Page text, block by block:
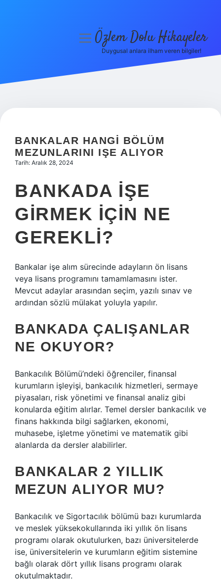
Hakkımızda
menüyüÖzlem Dolu Hikayeler
Duygusal anlara ilham veren bilgiler!
BANKALAR HANGI BÖLÜM
MEZUNLARINI IŞE ALIYOR
Tarih: Aralık 28, 2024
BANKADA IŞE
GIRMEK IÇIN NE
GEREKLI?
Bankalar işe alım sürecinde adayların ön lisans
veya lisans programını tamamlamasını ister.
Mevcut adaylar arasından seçim, yazılı sınav ve
ardından sözlü mülakat yoluyla yapılır.
BANKADA ÇALIŞANLAR
NE OKUYOR?
Bankacılık Bölümü’ndeki öğrenciler, finansal
kurumların işleyişi, bankacılık hizmetleri, sermaye
piyasaları, risk yönetimi ve finansal analiz gibi
konularda eğitim alırlar. Temel dersler bankacılık ve
finans hakkında bilgi sağlarken, ekonomi,
muhasebe, işletme yönetimi ve matematik gibi
alanlarda da dersler alabilirler.
BANKALAR 2 YILLIK
MEZUN ALIYOR MU?
Bankacılık ve Sigortacılık bölümü bazı kurumlarda
ve meslek yüksekokullarında iki yıllık ön lisans
programı olarak okutulurken, bazı üniversitelerde
ise, üniversitelerin ve kurumların eğitim sistemine
bağlı olarak dört yıllık lisans programı olarak
okutulmaktadır.